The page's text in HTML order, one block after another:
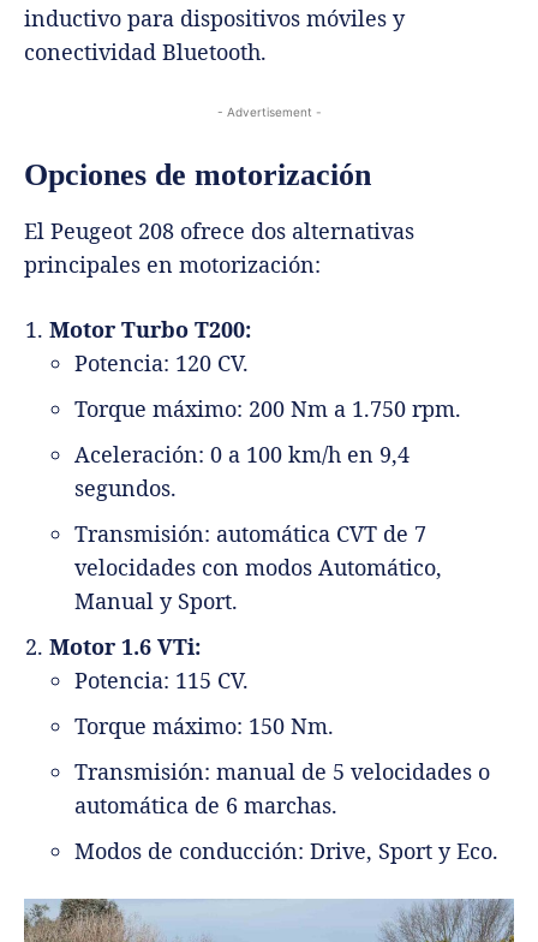
inductivo para dispositivos móviles y
conectividad Bluetooth.
- Advertisement -
Opciones de motorización
El Peugeot 208 ofrece dos alternativas
principales en motorización:
Motor Turbo T200:
Potencia: 120 CV.
Torque máximo: 200 Nm a 1.750 rpm.
Aceleración: 0 a 100 km/h en 9,4
segundos.
Transmisión: automática CVT de 7
velocidades con modos Automático,
Manual y Sport.
Motor 1.6 VTi:
Potencia: 115 CV.
Torque máximo: 150 Nm.
Transmisión: manual de 5 velocidades o
automática de 6 marchas.
Modos de conducción: Drive, Sport y Eco.